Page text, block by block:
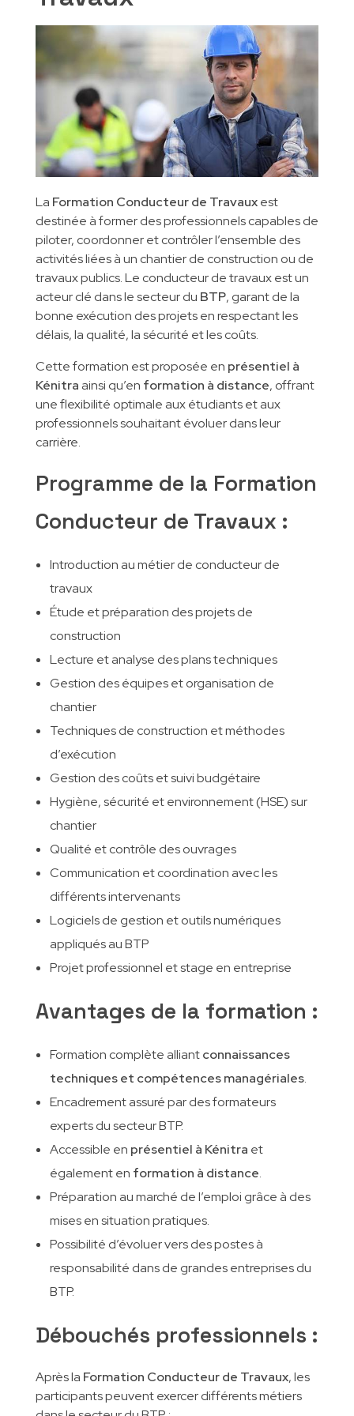
Gestion des entreprises
Gestion de la qualité
Qualité Hygiène Environnement Sécurité
Marketing digital
Informatique et Réseaux
Partenaires pédagogiques
CONTACT
La Formation Conducteur de Travauxest
destinée à former des professionnels capables de
piloter, coordonner et contrôler l’ensemble des
activités liées à un chantier de construction ou de
travaux publics. Le conducteur de travaux est un
acteur clé dans le secteur du BTP, garant de la
bonne exécution des projets en respectant les
délais, la qualité, la sécurité et les coûts.
Cette formation est proposée en présentiel à
Kénitra ainsi qu’en formation à distance, offrant
une flexibilité optimale aux étudiants et aux
professionnels souhaitant évoluer dans leur
carrière.
Programme de la Formation
Conducteur de Travaux :
Introduction au métier de conducteur de
travaux
Étude et préparation des projets de
construction
Lecture et analyse des plans techniques
Gestion des équipes et organisation de
chantier
Techniques de construction et méthodes
d’exécution
Gestion des coûts et suivi budgétaire
Hygiène, sécurité et environnement (HSE) sur
chantier
Qualité et contrôle des ouvrages
Communication et coordination avec les
différents intervenants
Logiciels de gestion et outils numériques
appliqués au BTP
Projet professionnel et stage en entreprise
Avantages de la formation :
Formation complète alliantconnaissances
techniques et compétences managériales.
Encadrement assuré par des formateurs
experts du secteur BTP.
Accessible en présentiel à Kénitra et
également en formation à distance.
Préparation au marché de l’emploi grâce à des
mises en situation pratiques.
Possibilité d’évoluer vers des postes à
responsabilité dans de grandes entreprises du
BTP.
Débouchés professionnels :
Après la Formation Conducteur de Travaux, les
participants peuvent exercer différents métiers